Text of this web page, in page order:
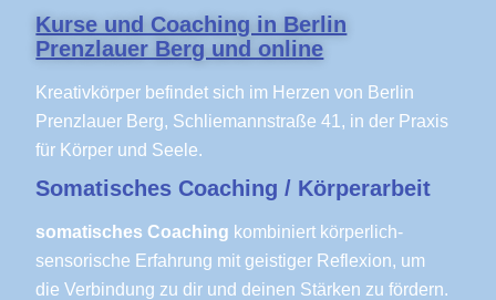
Kurse und Coaching in Berlin
Prenzlauer Berg und online
Kreativkörper befindet sich im Herzen von Berlin
Prenzlauer Berg, Schliemannstraße 41, in der Praxis
für Körper und Seele.
Somatisches Coaching / Körperarbeit
somatisches Coaching kombiniert körperlich-
sensorische Erfahrung mit geistiger Reflexion, um
die Verbindung zu dir und deinen Stärken zu fördern.